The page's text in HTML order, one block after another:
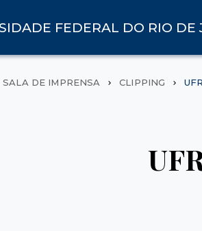
FEDERAL DO RIO DE
SALA DE IMPRENSA CLIPPING